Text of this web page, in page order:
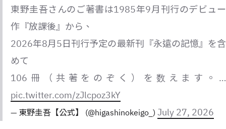
東野圭吾さんのご著書は1985年9月刊行のデビュー
作『放課後』から、
2026年8月5日刊行予定の最新刊『永遠の記憶』を含
めて
106冊（共著をのぞく）を数えます。…
pic.twitter.com/zJlcpoz3kY
— 東野圭吾【公式】 (@higashinokeigo_) July 27, 2026